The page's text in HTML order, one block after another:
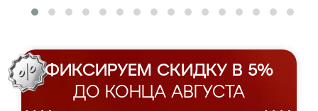
ФИКСИРУЕМ СКИДКУ В 5%
ДО КОНЦА АВГУСТА